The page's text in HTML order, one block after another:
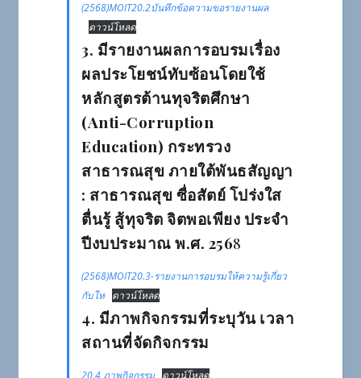
(2568)MOIT20.2บันทึกข้อความขอรายงานผล
ดาวน์โหลด
3. มีรายงานผลการอบรมเรื่อง
ผลประโยชน์ทับซ้อนโดยใช้
หลักสูตรต้านทุจริตศึกษา
(Anti-Corruption
Education) กระทรวง
สาธารณสุข ภายใต้พันธสัญญา
: สาธารณสุข ซื่อสัตย์ โปร่งใส
ตื่นรู้ สู้ทุจริต จิตพอเพียง ประจำ
ปีงบประมาณ พ.ศ. 2568
(2568)MOIT20.3-รายงานการอบรมให้ความรู้เกี่ยว
กับให ดาวน์โหลด
4. มีภาพกิจกรรมที่ระบุวัน เวลา
สถานที่จัดกิจกรรม
20.4 ภาพกิจกรรม ดาวน์โหลด